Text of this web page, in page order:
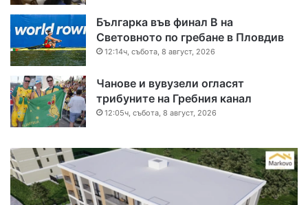
Българка във финал B на
Световното по гребане в Пловдив
12:14ч, събота, 8 август, 2026
Чанове и вувузели огласят
трибуните на Гребния канал
12:05ч, събота, 8 август, 2026